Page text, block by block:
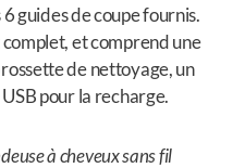
6 guides de coupe fournis.
et comprend une
de nettoyage, un
pour la recharge.
à cheveux sans fil